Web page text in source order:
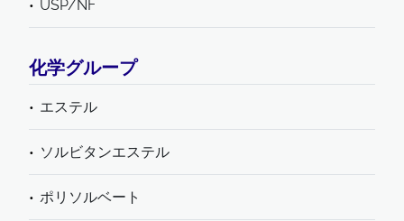
USP/NF
化学グループ
エステル
ソルビタンエステル
ポリソルベート